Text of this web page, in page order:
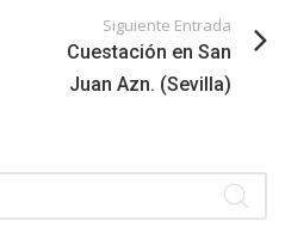
Siguiente Entrada
Cuestación en San
Juan Azn. (Sevilla)